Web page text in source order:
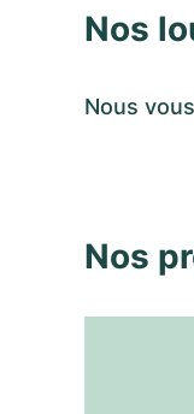
Nos
Nous
Nos